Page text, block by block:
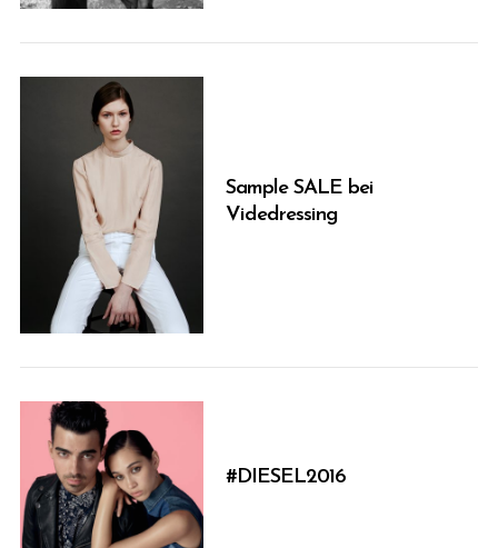
Sample SALE bei
Videdressing
#DIESEL2016